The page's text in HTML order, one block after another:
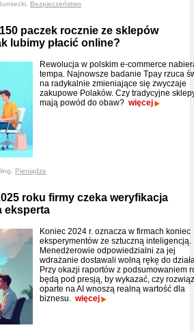
Bezpieczeństwo
paczek rocznie ze sklepów
lubimy płacić online?
Rewolucja w polskim e-commerce
tempa. Najnowsze badanie Tpay rzuca
na radykalnie zmieniające się zwyczaje
zakupowe Polaków. Czy tradycyjne
mają powód do obaw? więcej
Pieniądze
roku firmy czeka weryfikacja
eksperta
Koniec 2024 r. oznacza w firmach koniec
eksperymentów ze sztuczną inteligencją.
Menedżerowie odpowiedzialni za jej
wdrażanie dostawali wolną rękę do
Przy okazji raportów z podsumowaniem
będą pod presją, by wykazać, czy
oparte na AI wnoszą realną wartość dla
biznesu. więcej